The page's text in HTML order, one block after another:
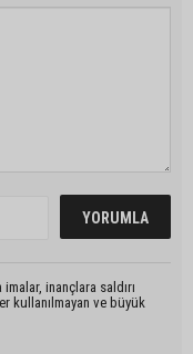
inançlara saldırı
kullanılmayan ve büyük